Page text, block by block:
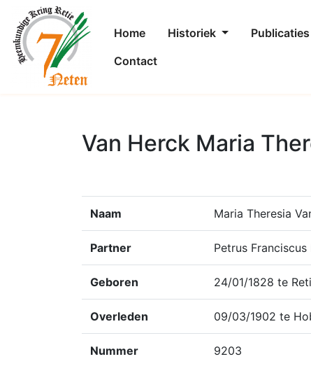
Home Historiek Publicaties
Contact
Van Herck Maria
Naam Maria Theresia
Partner Petrus Franciscus
Geboren 24/01/1828 te
Overleden 09/03/1902 te
Nummer 9203